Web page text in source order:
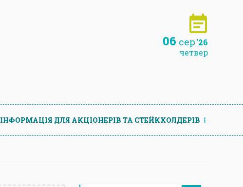
06 сер '26
четвер
ІНФОРМАЦIЯ ДЛЯ АКЦIОНЕРIВ ТА СТЕЙКХОЛДЕРIВ